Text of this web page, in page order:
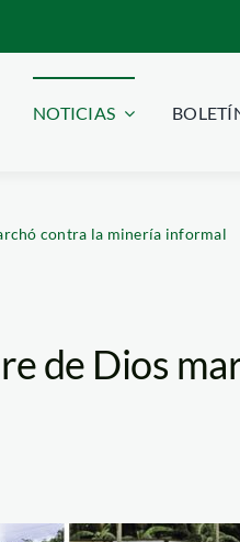
NOTICIAS
contra la minería informal
de Dios